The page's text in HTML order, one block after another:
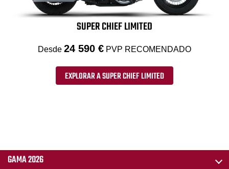
SUPER CHIEF LIMITED
Desde 24 590 € PVP RECOMENDADO
EXPLORAR A SUPER CHIEF LIMITED
GAMA 2026